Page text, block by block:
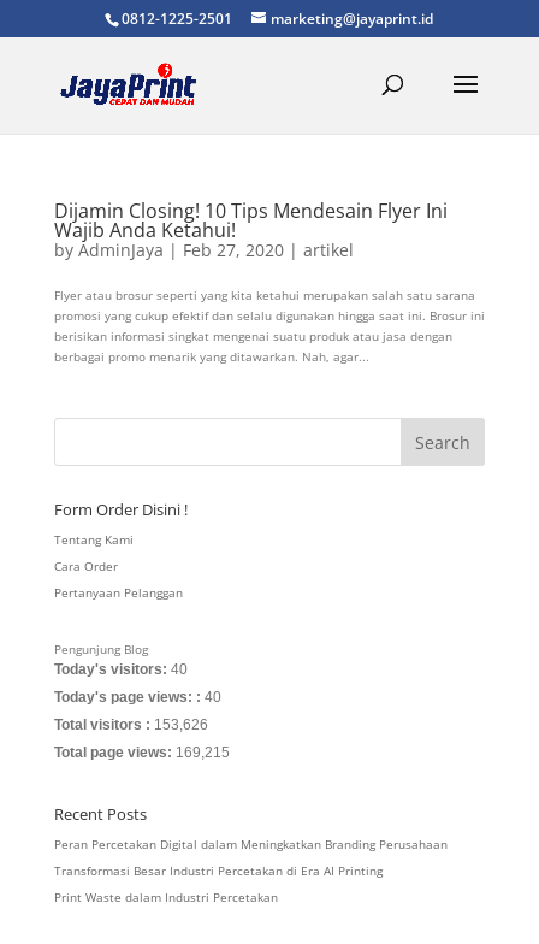
0812-1225-2501 marketing@jayaprint.id
Dijamin Closing! 10 Tips Mendesain Flyer Ini
Wajib Anda Ketahui!
by AdminJaya | Feb 27, 2020| artikel
Flyer atau brosur seperti yang kita ketahui merupakan salah satu sarana
promosi yang cukup efektif dan selalu digunakan hingga saat ini. Brosur ini
berisikan informasi singkat mengenai suatu produk atau jasa dengan
berbagai promo menarik yang ditawarkan. Nah, agar...
Form Order Disini !
Tentang Kami
Cara Order
Pertanyaan Pelanggan
Pengunjung Blog
Today's visitors: 40
Today's page views: : 40
Total visitors : 153,626
Total page views: 169,215
Recent Posts
Peran Percetakan Digital dalam Meningkatkan Branding Perusahaan
Transformasi Besar Industri Percetakan di Era AI Printing
Print Waste dalam Industri Percetakan